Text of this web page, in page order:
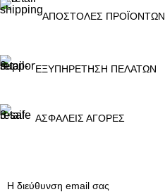
ΑΠΟΣΤΟΛΕΣ ΠΡΟΪΟΝΤΩΝ
ΕΞΥΠΗΡΕΤΗΣΗ ΠΕΛΑΤΩΝ
ΑΣΦΑΛΕΙΣ ΑΓΟΡΕΣ